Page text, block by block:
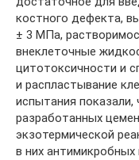
костного дефекта,
± 3 МПа,
внеклеточные
цитотоксичности и
и распластывание
испытания показали,
разработанных
экзотермической
в них